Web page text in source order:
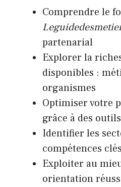
Comprendre le
partenarial
Explorer la
disponibles :
organismes
Optimiser votre
grâce à des
Identifier les
compétences
Exploiter au
orientation